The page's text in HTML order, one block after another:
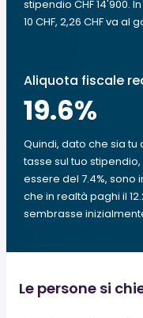
stipendio CHF 14'900.
10 CHF, 2,26 CHF va al
Aliquota fiscale
19.6%
Quindi, dato che sia
tasse sul tuo
essere del 7.4%, sono
che in realtà paghi il
sembrasse
Le persone si